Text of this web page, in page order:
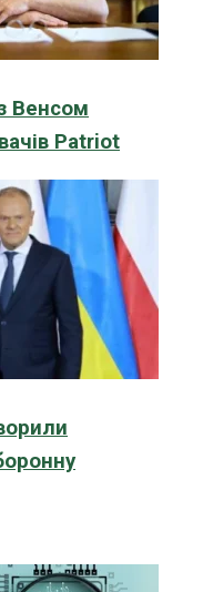
Венсом
Patriot